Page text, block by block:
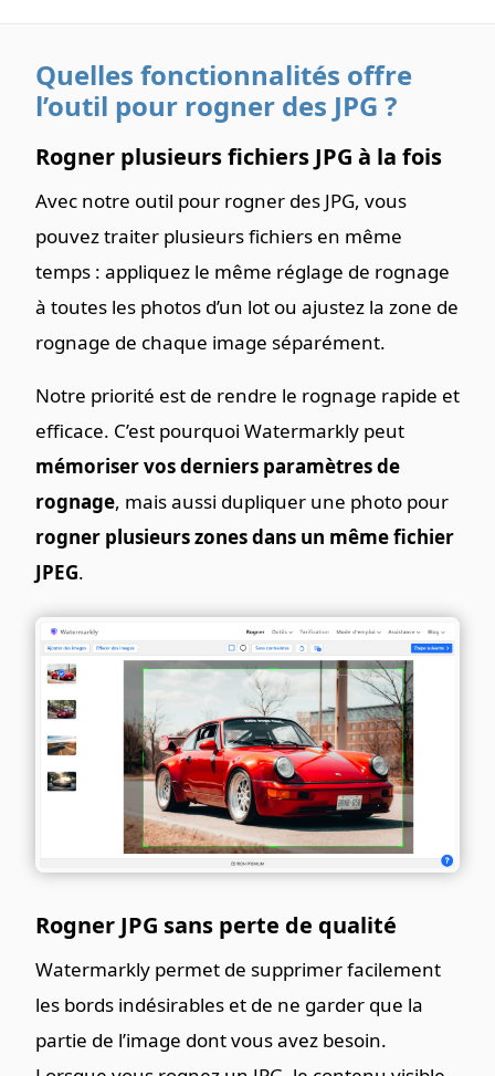
Quelles fonctionnalités offre
l’outil pour rogner des JPG ?
Rogner plusieurs fichiers JPG à la fois
Avec notre outil pour rogner des JPG, vous
pouvez traiter plusieurs fichiers en même
temps : appliquez le même réglage de rognage
à toutes les photos d’un lot ou ajustez la zone de
rognage de chaque image séparément.
Notre priorité est de rendre le rognage rapide et
efficace. C’est pourquoi Watermarkly peut
mémoriser vos derniers paramètres de
rognage, mais aussi dupliquer une photo pour
rogner plusieurs zones dans un même fichier
JPEG.
Rogner JPG sans perte de qualité
Watermarkly permet de supprimer facilement
les bords indésirables et de ne garder que la
partie de l’image dont vous avez besoin.